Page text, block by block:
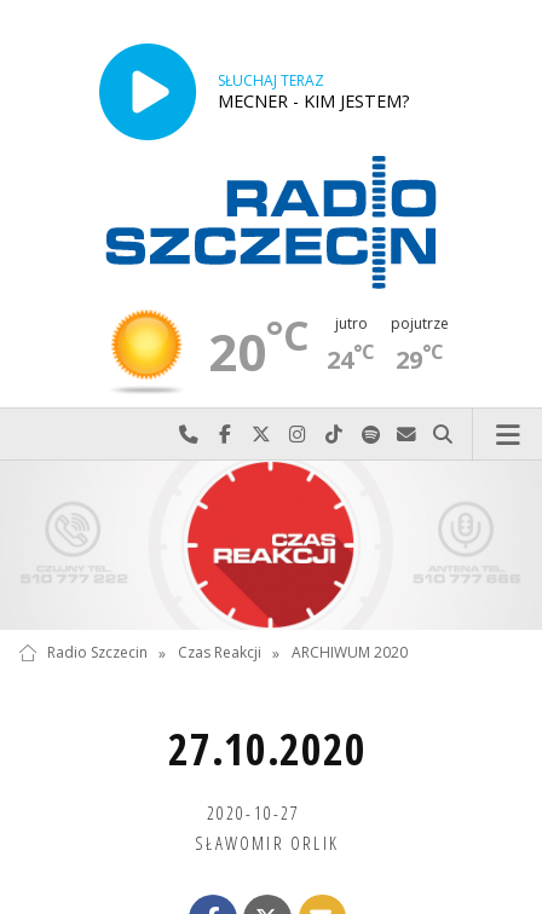
SŁUCHAJ TERAZ
MECNER - KIM JESTEM?
20°C jutro
24°C
pojutrze
29°C
Najlepiej po prostu do nas zadzwoń
Odwiedź nas na Facebook-u
Odwiedź nas na X
Odwiedź nas na Instagram-ie
Odwiedź nas na TikTok-u
Szukaj nas na Spotify
Wyślij do nas
Szukaj
Radio Szczecin » Czas Reakcji » ARCHIWUM 2020
27.10.2020
2020-10-27
SŁAWOMIR ORLIK